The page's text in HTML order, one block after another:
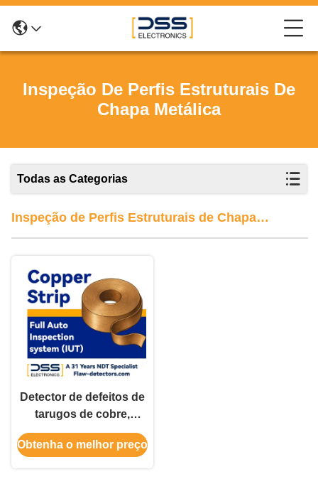
Inspeção De Perfis Estruturais De
Chapa Metálica
Todas as Categorias
Inspeção de Perfis Estruturais de Chapa
Metálica
Detector de defeitos de
tarugos de cobre,
inspeção ultrassônica
automatizada por
Obtenha o melhor preço